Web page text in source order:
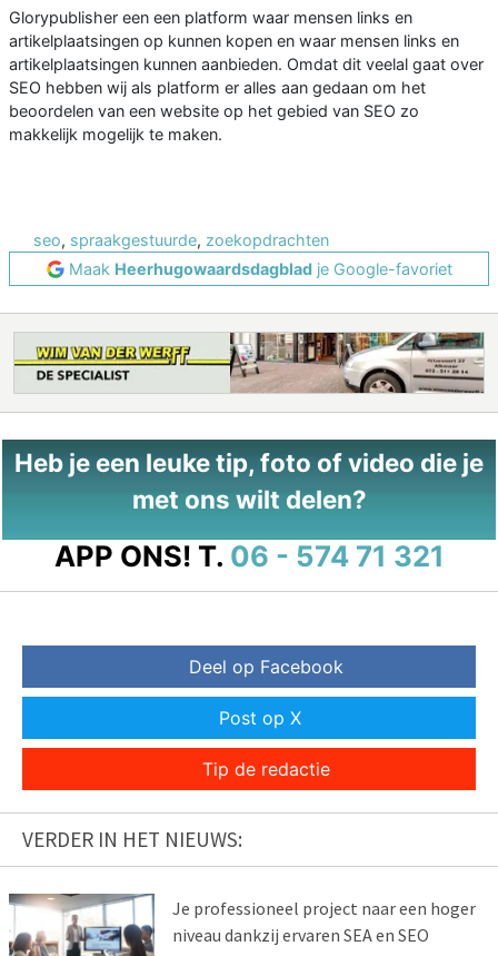
Glorypublisher een een platform waar mensen links en
artikelplaatsingen op kunnen kopen en waar mensen links en
artikelplaatsingen kunnen aanbieden. Omdat dit veelal gaat over
SEO hebben wij als platform er alles aan gedaan om het
beoordelen van een website op het gebied van SEO zo
makkelijk mogelijk te maken.
seo, spraakgestuurde, zoekopdrachten
Maak Heerhugowaardsdagbladje Google-favoriet
Heb je een leuke tip, foto of video die je
met ons wilt delen?
APP ONS! T. 06 - 574 71 321
Deel op Facebook
Post op X
Tip de redactie
VERDER IN HET NIEUWS:
Je professioneel project naar een hoger
niveau dankzij ervaren SEA en SEO